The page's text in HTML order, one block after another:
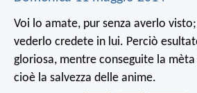
Voi lo amate, pur senza averlo
vederlo credete in lui. Perciò
gloriosa, mentre conseguite la
cioè la salvezza delle anime.